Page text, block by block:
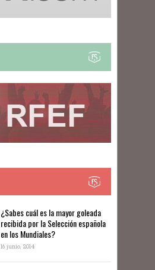
​​¿Sabes cuál es la mayor goleada
recibida por la Selección española
en los Mundiales?
16 junio, 2014